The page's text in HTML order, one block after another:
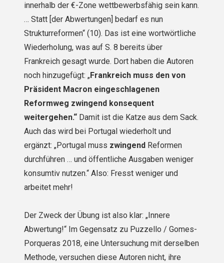
innerhalb der €-Zone wettbewerbsfähig sein kann.
… Statt [der Abwertungen] bedarf es nun
Strukturreformen“ (10). Das ist eine wortwörtliche
Wiederholung, was auf S. 8 bereits über
Frankreich gesagt wurde. Dort haben die Autoren
noch hinzugefügt: „Frankreich muss den von
Präsident Macron eingeschlagenen
Reformweg zwingend konsequent
weitergehen.“Damit ist die Katze aus dem Sack.
Auch das wird bei Portugal wiederholt und
ergänzt: „Portugal muss zwingend Reformen
durchführen … und öffentliche Ausgaben weniger
konsumtiv nutzen.“ Also: Fresst weniger und
arbeitet mehr!
Der Zweck der Übung ist also klar: „Innere
Abwertung!“ Im Gegensatz zu Puzzello / Gomes-
Porqueras 2018, eine Untersuchung mit derselben
Methode, versuchen diese Autoren nicht, ihre